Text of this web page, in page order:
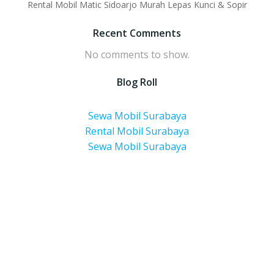
Rental Mobil Matic Sidoarjo Murah Lepas Kunci & Sopir
Recent Comments
No comments to show.
Blog Roll
Sewa Mobil Surabaya
Rental Mobil Surabaya
Sewa Mobil Surabaya